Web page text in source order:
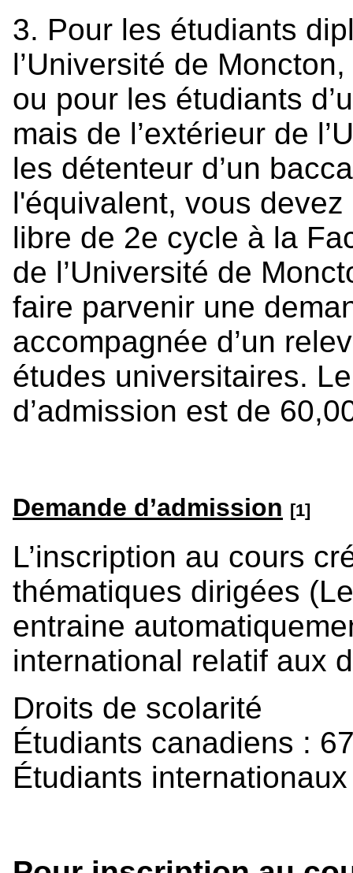
3. Pour les étudiants
l’Université de
ou pour les étudiants
mais de l’extérieur de
les détenteur d’un
l'équivalent, vous
libre de 2e cycle à la
de l’Université de
faire parvenir une
accompagnée d’un
études universitaires.
d’admission est de
Demande d’admission [1]
L’inscription au cours
thématiques dirigées
entraine
international relatif aux
Droits de scolarité
Étudiants canadiens :
Étudiants